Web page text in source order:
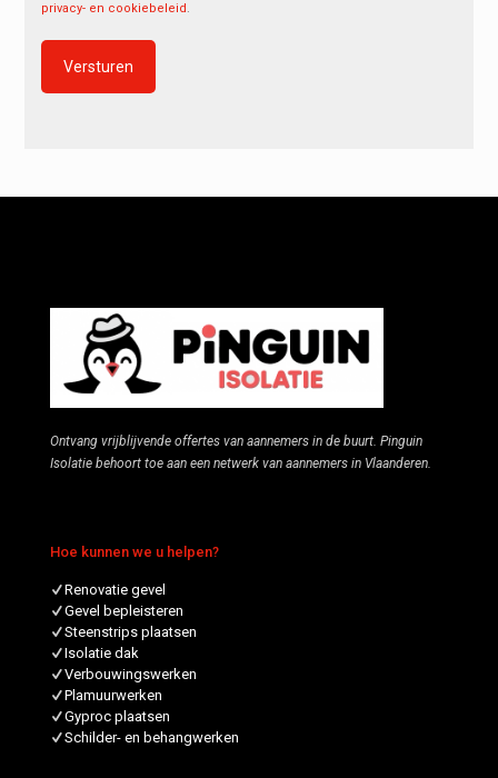
privacy- en cookiebeleid .
Ontvang vrijblijvende offertes van aannemers in de buurt. Pinguin
Isolatie behoort toe aan een netwerk van aannemers in Vlaanderen.
Hoe kunnen we u helpen?
Renovatie gevel
Gevel bepleisteren
Steenstrips plaatsen
Isolatie dak
Verbouwingswerken
Plamuurwerken
Gyproc plaatsen
Schilder- en behangwerken